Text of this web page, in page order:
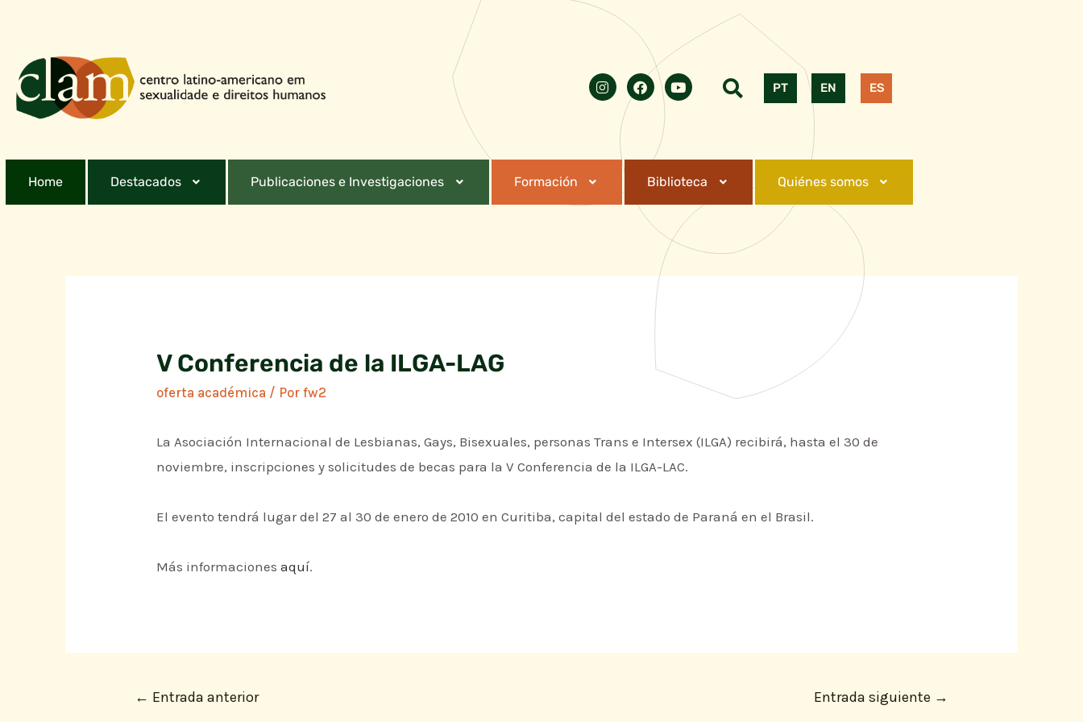
PT EN ES
Home Destacados Publicaciones e Investigaciones Formación Biblioteca Quiénes somos
V Conferencia de la ILGA-LAG
oferta académica / Porfw2
La Asociación Internacional de Lesbianas, Gays, Bisexuales, personas Trans e Intersex (ILGA) recibirá, hasta el 30 de
noviembre, inscripciones y solicitudes de becas para la V Conferencia de la ILGA-LAC.
El evento tendrá lugar del 27 al 30 de enero de 2010 en Curitiba, capital del estado de Paraná en el Brasil.
Más informacionesaquí.
← Entrada anterior Entrada siguiente →